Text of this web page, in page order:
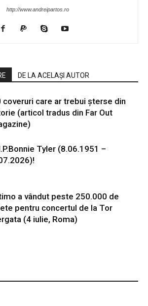
http://www.andreipartos.ro
DE LA ACELAȘI AUTOR
coveruri care ar trebui șterse din
(articol tradus din Far Out
Tyler (8.06.1951 –
a vândut peste 250.000 de
pentru concertul de la Tor
(4 iulie, Roma)